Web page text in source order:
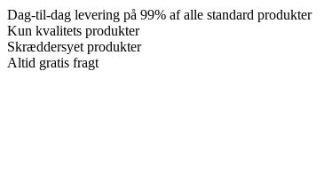
Dag-til-dag levering på 99% af alle standard produkter
Kun kvalitets produkter
Skræddersyet produkter
Altid gratis fragt